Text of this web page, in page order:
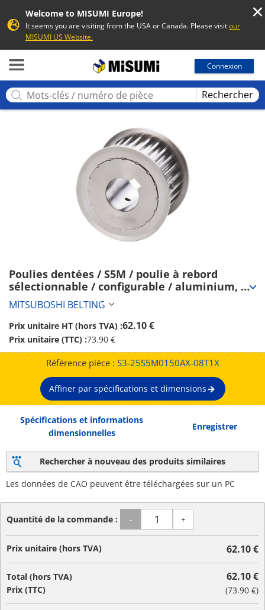
Welcome to MISUMI Europe!
It seems you are visiting from the USA or Canada. Please visitour
MISUMI US Website.
Connexion
Rechercher
Poulies dentées / S5M / poulie à rebord
sélectionnable / configurable / aluminium,
acier / anodisé, bruni, nickelé chimiquement
/ S5M0150 (S3-25S5M0150AX-08T1X)
MITSUBOSHI BELTING
Prix unitaire HT (hors TVA) :62.10 €
Prix unitaire (TTC) :73.90 €
Référence pièce : S3-25S5M0150AX-08T1X
Affiner par spécifications et dimensions
Spécifications et informations
dimensionnelles
Enregistrer
Rechercher à nouveau des produits similaires
Les données de CAO peuvent être téléchargées sur un PC
Quantité de la commande : - +
Prix unitaire (hors TVA) 62.10 €
Total (hors TVA)
Prix (TTC)
62.10 €
(73.90 €)